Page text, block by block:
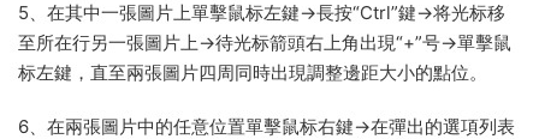
5、在其中一張圖片上單擊鼠标左鍵→長按“Ctrl”鍵→将光标移
至所在行另一張圖片上→待光标箭頭右上角出現“+”号→單擊鼠
标左鍵，直至兩張圖片四周同時出現調整邊距大小的點位。
6、在兩張圖片中的任意位置單擊鼠标右鍵→在彈出的選項列表